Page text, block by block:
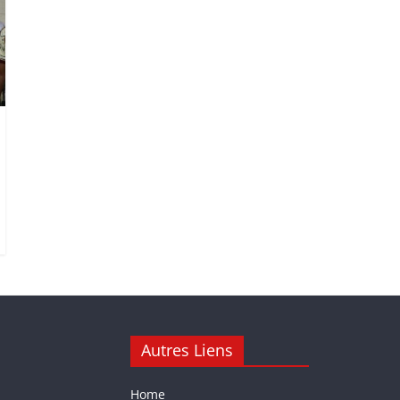
Autres Liens
Home